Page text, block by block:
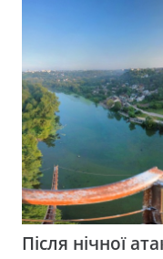
Після нічної